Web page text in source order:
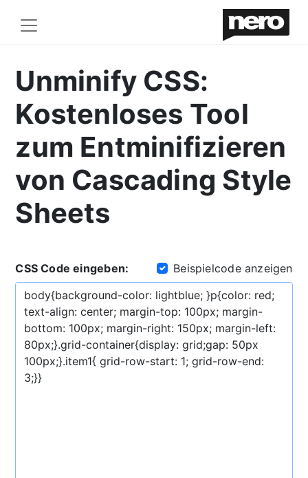
Unminify CSS:
Kostenloses Tool
zum Entminifizieren
von Cascading Style
Sheets
CSS Code eingeben: Beispielcode anzeigen